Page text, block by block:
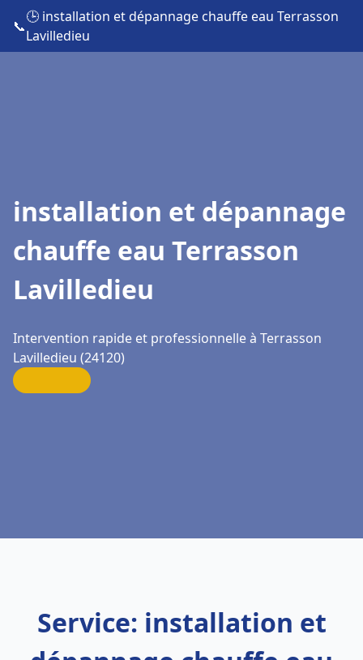
📞
🕒 installation et dépannage chauffe eau Terrasson
Lavilledieu
installation et dépannage
chauffe eau Terrasson
Lavilledieu
Intervention rapide et professionnelle à Terrasson
Lavilledieu (24120)
Service: installation et